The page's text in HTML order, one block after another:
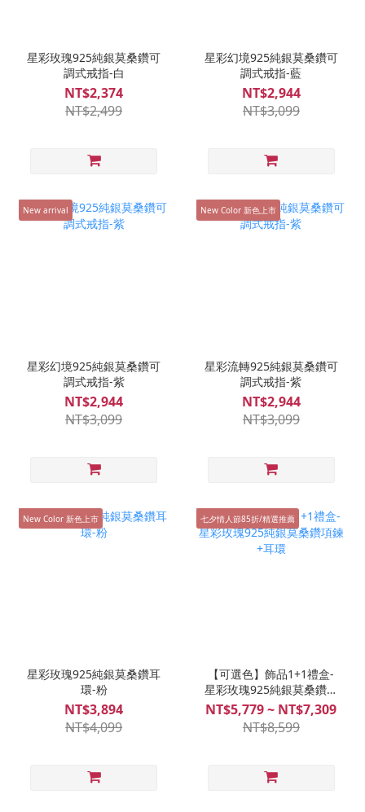
星彩玫瑰925純銀莫桑鑽可
調式戒指-白
NT$2,374
NT$2,499
星彩幻境925純銀莫桑鑽可
調式戒指-藍
NT$2,944
NT$3,099
New arrival
星彩幻境925純銀莫桑鑽可
調式戒指-紫
NT$2,944
NT$3,099
New Color 新色上市
星彩流轉925純銀莫桑鑽可
調式戒指-紫
NT$2,944
NT$3,099
New Color 新色上市
星彩玫瑰925純銀莫桑鑽耳
環-粉
NT$3,894
NT$4,099
七夕情人節85折/精選推薦
【可選色】飾品1+1禮盒-
星彩玫瑰925純銀莫桑鑽項
鍊+耳環
NT$5,779 ~ NT$7,309
NT$8,599